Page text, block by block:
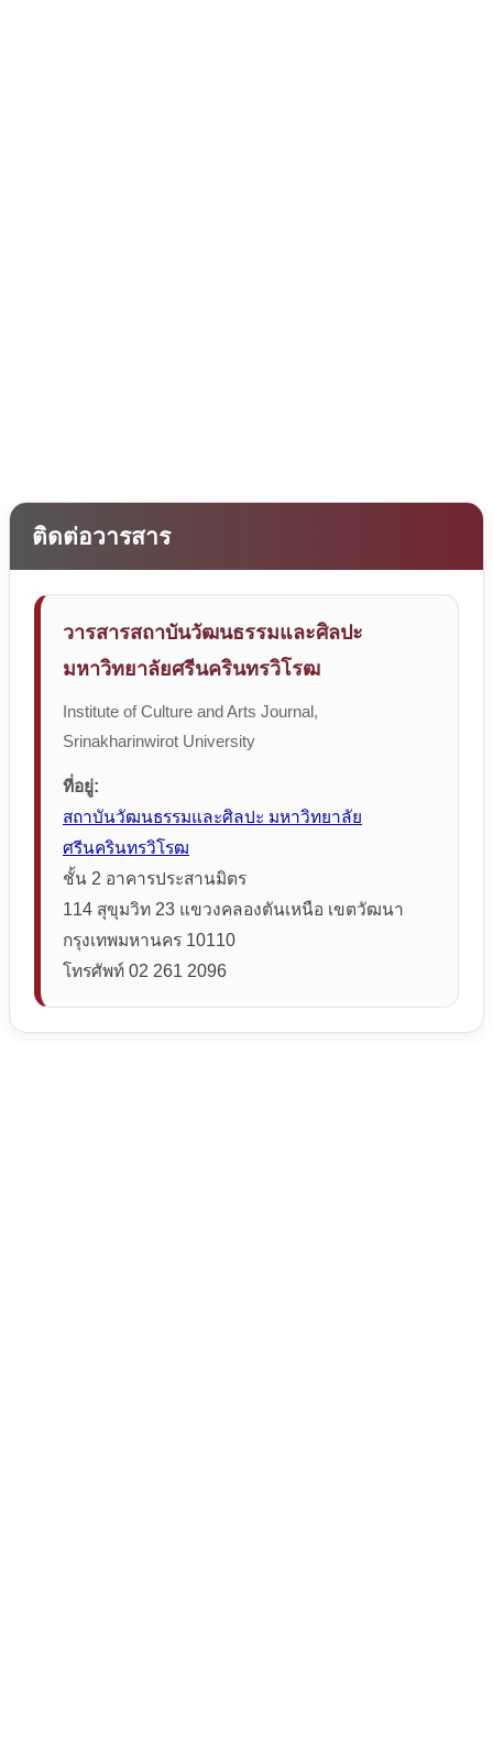
ติดต่อวารสาร
วารสารสถาบันวัฒนธรรมและศิลปะ
มหาวิทยาลัยศรีนครินทรวิโรฒ
Institute of Culture and Arts Journal,
Srinakharinwirot University
ที่อยู่:
สถาบันวัฒนธรรมและศิลปะ มหาวิทยาลัย
ศรีนครินทรวิโรฒ
ชั้น 2 อาคารประสานมิตร
114 สุขุมวิท 23 แขวงคลองตันเหนือ เขตวัฒนา
กรุงเทพมหานคร 10110
โทรศัพท์ 02 261 2096